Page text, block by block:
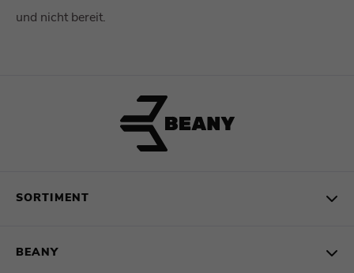
und nicht bereit.
SORTIMENT
BEANY